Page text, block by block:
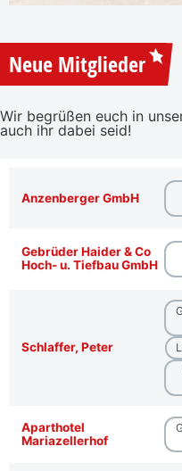
Neue Mitglieder
Wir begrüßen euch in
auch ihr dabei seid!
Anzenberger GmbH
Gebrüder Haider & Co
Hoch- u. Tiefbau GmbH
Schlaffer, Peter
Aparthotel
Mariazellerhof